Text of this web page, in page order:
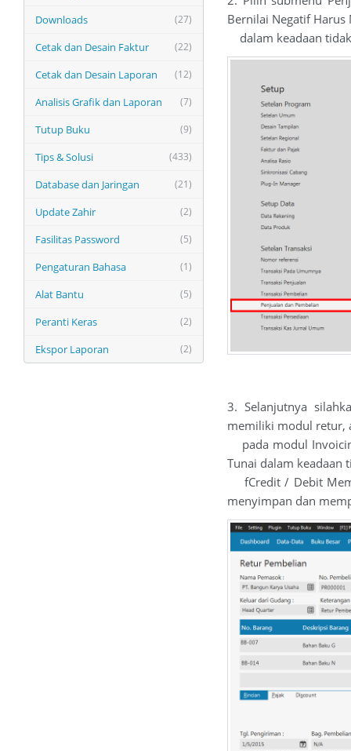
(27)
Downloads
(22)
Cetak dan Desain Faktur
(12)
Cetak dan Desain Laporan
(7)
Analisis Grafik dan Laporan
(9)
Tutup Buku
(433)
Tips & Solusi
(21)
Database dan Jaringan
(2)
Update Zahir
(5)
Fasilitas Password
(1)
Pengaturan Bahasa
(5)
Alat Bantu
(2)
Peranti Keras
(2)
Ekspor Laporan
Bernilai Negatif
dalam keadaan
3. Selanjutnya
memiliki modul retur,
pada modul
Tunai dalam keadaan
fCredit / Debit
menyimpan dan